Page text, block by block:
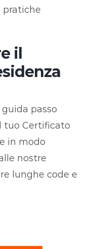
pratiche
il
passo
tuo Certificato
in modo
nostre
lunghe code e